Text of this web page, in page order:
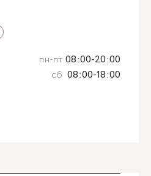
пн-пт 08:00-20:00
сб 08:00-18:00